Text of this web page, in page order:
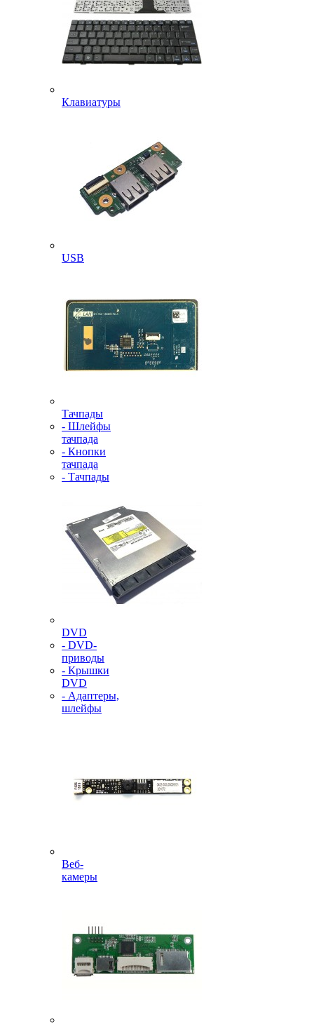
Клавиатуры
USB
Тачпады
- Шлейфы
тачпада
- Кнопки
тачпада
- Тачпады
DVD
- DVD-
приводы
- Крышки
DVD
- Адаптеры,
шлейфы
Веб-
камеры